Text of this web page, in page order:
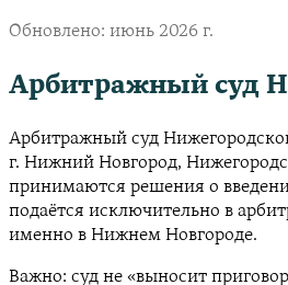
Обновлено: июнь 2026 г.
Арбитражный суд
Арбитражный суд
г. Нижний Новгород,
принимаются решения о
подаётся исключительно в
именно в Нижнем Новгороде.
Важно: суд не «выносит